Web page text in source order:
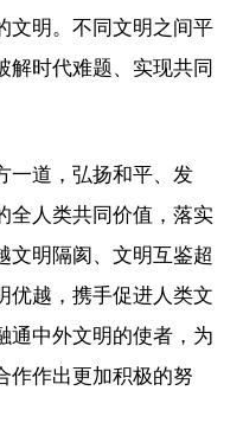
文明。不同文明之间平
解时代难题、实现共同
一道，弘扬和平、发
全人类共同价值，落实
文明隔阂、文明互鉴超
优越，携手促进人类文
通中外文明的使者，为
作作出更加积极的努